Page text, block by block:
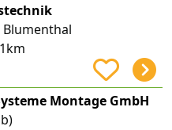
Blumenthal
Montage GmbH